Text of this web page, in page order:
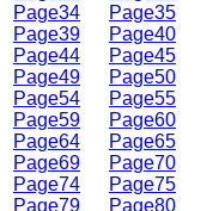
Page34 Page35
Page39 Page40
Page44 Page45
Page49 Page50
Page54 Page55
Page59 Page60
Page64 Page65
Page69 Page70
Page74 Page75
Page79 Page80